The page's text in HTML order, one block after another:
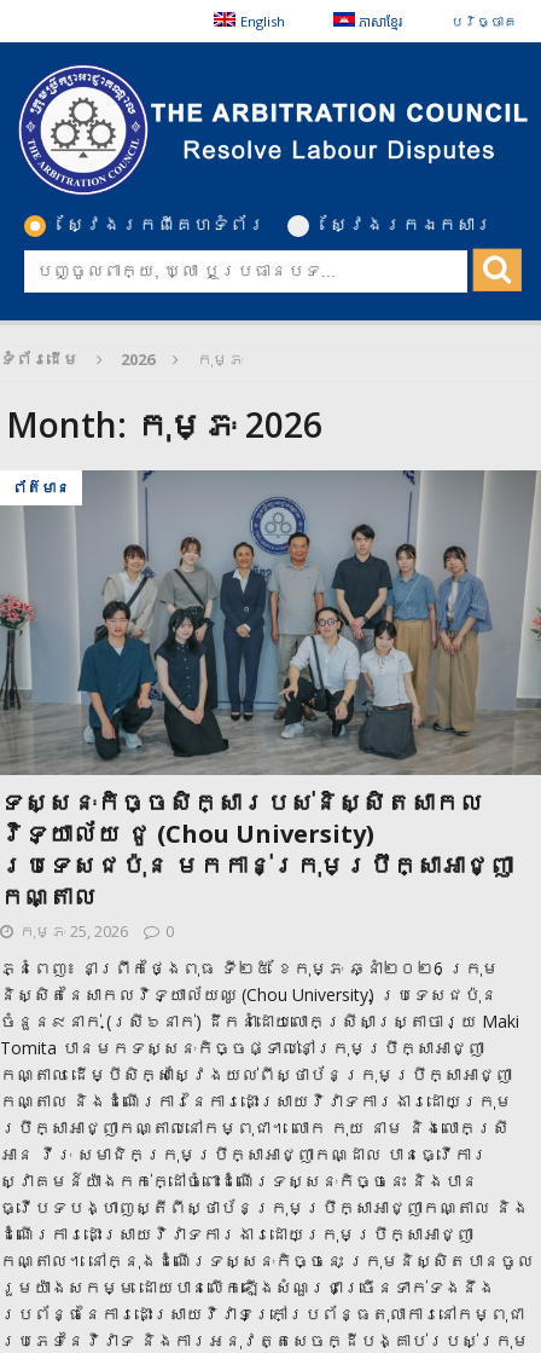
English ភាសាខ្មែរ បរិច្ចាគ
ស្វែងរកពីគេហទំព័រ ស្វែងរកឯកសារ
ទំព័រដើម 2026 កុម្ភៈ
Month: កុម្ភៈ 2026
ព័ត៌មាន
ទស្សនៈកិច្ចសិក្សារបស់និស្សិតសាកល
វិទ្យាល័យ ជូ (Chou University)
ប្រទេសជប៉ុន មកកាន់ក្រុមប្រឹក្សាអាជ្ញា
កណ្តាល
កុម្ភៈ 25, 2026 0
ភ្នំពេញ៖ នាព្រឹកថ្ងៃពុធ ទី២៥ ខែកុម្ភៈ ឆ្នាំ២០២6 ក្រុម
និស្សិតនៃសាកលវិទ្យាល័យឈូ (Chou University) ប្រទេសជប៉ុន
ចំនួន៩នាក់ (ស្រី៦នាក់) ដឹកនាំដោយលោកស្រីសាស្រ្តាចារ្យ Maki
Tomita បានមកទស្សនៈកិច្ចផ្ទាល់នៅក្រុមប្រឹក្សាអាជ្ញា
កណ្តាល ដើម្បីសិក្សាស្វែងយល់ពីស្ថាប័នក្រុមប្រឹក្សាអាជ្ញា
កណ្តាល និងដំណើរការនៃការដោះស្រាយវិវាទការងារដោយក្រុម
ប្រឹក្សាអាជ្ញាកណ្តាលនៅកម្ពុជា។ លោក កុយ នាម និង​លោកស្រី
អាន វីរៈ សមាជិកក្រុមប្រឹក្សាអាជ្ញាកណ្ដាល បានធ្វើការ
ស្វាគមន៍យ៉ាងកក់ក្ដៅចំពោះដំណើរទស្សនៈកិច្ចនេះ និងបាន
ធ្វើបទបង្ហាញស្តីពីស្ថាប័នក្រុមប្រឹក្សាអាជ្ញាកណ្តាល និង
ដំណើរការដោះស្រាយវិវាទការងារដោយក្រុមប្រឹក្សាអាជ្ញា
កណ្តាល។ ​នៅក្នុងដំណើរទស្សនៈកិច្ចនេះ ក្រុមនិស្សិតបានចូល
រួមយ៉ាងសកម្ម ដោយបានលើកឡើងសំណួរជាច្រើនទាក់ទងនឹង
ប្រព័ន្ធនៃការដោះស្រាយវិវាទក្រៅប្រព័ន្ធតុលាការនៅកម្ពុជា
ប្រភេទនៃវិវាទ និងការអនុវត្តសេចក្ដីបង្គាប់របស់ក្រុម